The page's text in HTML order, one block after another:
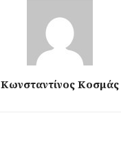
Κωνσταντίνος Κοσμάς